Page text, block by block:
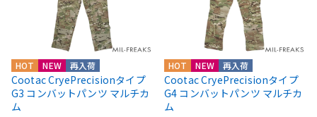
HOT NEW 再入荷
Cootac CryePrecisionタイプ
G3 コンバットパンツ マルチカ
ム
HOT NEW 再入荷
Cootac CryePrecisionタイプ
G4 コンバットパンツ マルチカ
ム